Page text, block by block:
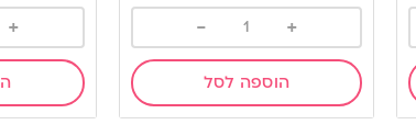
+
-
הוספה לסל
+